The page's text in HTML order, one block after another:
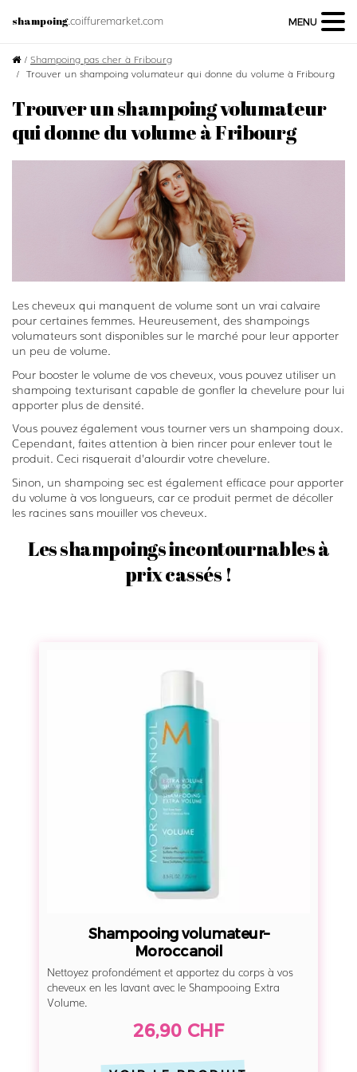
shampoing.coiffuremarket.com MENU
/ Shampoing pas cher à Fribourg
Trouver un shampoing volumateur qui donne du volume à Fribourg
Trouver un shampoing volumateur
qui donne du volume à Fribourg
Les cheveux qui manquent de volume sont un vrai calvaire
pour certaines femmes. Heureusement, des shampoings
volumateurs sont disponibles sur le marché pour leur apporter
un peu de volume.
Pour booster le volume de vos cheveux, vous pouvez utiliser un
shampoing texturisant capable de gonfler la chevelure pour lui
apporter plus de densité.
Vous pouvez également vous tourner vers un shampoing doux.
Cependant, faites attention à bien rincer pour enlever tout le
produit. Ceci risquerait d’alourdir votre chevelure.
Sinon, un shampoing sec est également efficace pour apporter
du volume à vos longueurs, car ce produit permet de décoller
les racines sans mouiller vos cheveux.
Les shampoings incontournables à
prix cassés !
h
m
p
o
i
n
g
v
o
l
m
t
u
–
Shampooing volumateur–
Moroccanoil
Nettoyez profondément et apportez du corps à vos
cheveux en les lavant avec le Shampooing Extra
Volume.
26,90 CHF